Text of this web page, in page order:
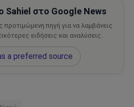
Sahiel στο Google News
πηγή για να λαμβάνεις
ειδήσεις και αναλύσεις.
a preferred source